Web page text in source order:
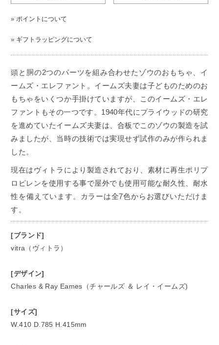
» ポイントについて
» ギフトラッピングについて
頭と胴の2つのパーツを組み合わせたゾウのおもちゃ、イ
ームズ・エレファント。イームズ夫妻は子どものためのお
もちゃをいくつか手掛けていますが、このイームズ・エレ
ファントもその一つです。1940年代にプライウッドの研究
を進めていたイームズ夫妻は、合板でこのゾウの製造を試
みましたが、当時の技術では実現せず試作のみが作られま
した。
現在はヴィトラにより製造されており、素材に再生ポリプ
ロピレンを使用する事で屋外でも使用可能な耐久性、耐水
性を備えています。カラーは全7色からお選びいただけま
す。
[ブランド]
vitra（ヴィトラ）
[デザイン]
Charles & Ray Eames（チャールズ ＆ レイ・イームズ)
[サイズ]
W.410 D.785 H.415mm